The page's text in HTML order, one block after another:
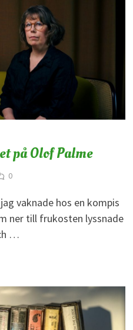
på Olof Palme
0
vaknade hos en kompis
ner till frukosten lyssnade
…